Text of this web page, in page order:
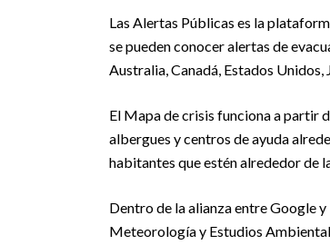
Las Alertas Públicas es la
se pueden conocer alertas de
Australia, Canadá, Estados
El Mapa de crisis funciona a partir
albergues y centros de ayuda
habitantes que estén alrededor de
Dentro de la alianza entre Google
Meteorología y Estudios